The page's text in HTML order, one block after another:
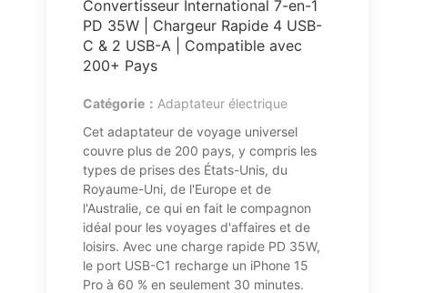
Convertisseur International 7-en-1
PD 35W | Chargeur Rapide 4 USB-
C & 2 USB-A | Compatible avec
200+ Pays
Catégorie： Adaptateur électrique
Cet adaptateur de voyage universel
couvre plus de 200 pays, y compris les
types de prises des États-Unis, du
Royaume-Uni, de l'Europe et de
l'Australie, ce qui en fait le compagnon
idéal pour les voyages d'affaires et de
loisirs. Avec une charge rapide PD 35W,
le port USB-C1 recharge un iPhone 15
Pro à 60 % en seulement 30 minutes.